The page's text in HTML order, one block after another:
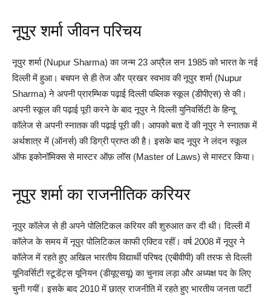
नूपुर शर्मा जीवन परिचय
नूपुर शर्मा (Nupur Sharma) का जन्म 23 अप्रैल सन 1985 को भारत के नई
दिल्ली में हुआ। बचपन से ही तेज और प्रखर स्वभाव की नूपुर शर्मा (Nupur
Sharma) ने अपनी प्रारम्भिक पढ़ाई दिल्ली पब्लिक स्कूल (डीपीएस) से की।
अपनी स्कूल की पढ़ाई पूरी करने के बाद नूपुर ने दिल्ली युनिवर्सिटी के हिन्दू
कॉलेज से अपनी स्नातक की पढ़ाई पूरी की। आपको बता दें की नूपुर ने स्नातक में
अर्थशात्र में (ऑनर्स) की डिग्री प्राप्त की है। इसके बाद नूपुर ने लंदन स्कूल
ऑफ इकोनॉमिक्स से मास्टर ऑफ़ लॉस (Master of Laws) से मास्टर किया।
नूपुर शर्मा का राजनीतिक करियर
नूपुर कॉलेज से ही अपने पोलिटिकल करियर की शुरुआत कर दी थी। दिल्ली में
कॉलेज के समय में नूपुर पोलिटिकल काफी एक्टिव रहीं। वर्ष 2008 में नूपुर ने
कॉलेज में रहते हुए अखिल भारतीय विद्यार्थी परिषद (एबीवीपी) की तरफ से दिल्ली
यूनिवर्सिटी स्टूडेंट्स यूनियन (डीयूएसयू) का चुनाव लड़ा और अध्यक्ष पद के लिए
चुनी गयीं। इसके बाद 2010 में छात्र राजनीति में रहते हुए भारतीय जनता पार्टी